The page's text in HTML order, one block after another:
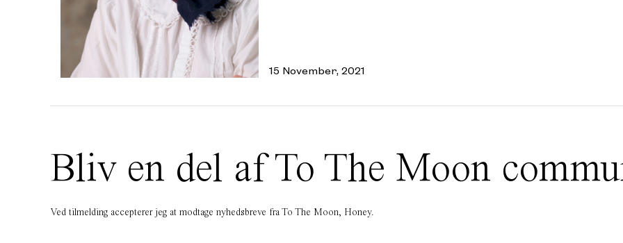
15 November, 2021
Bliv en del af To The Moon
Ved tilmelding accepterer jeg at modtage nyhedsbreve fra To The Moon, Honey.